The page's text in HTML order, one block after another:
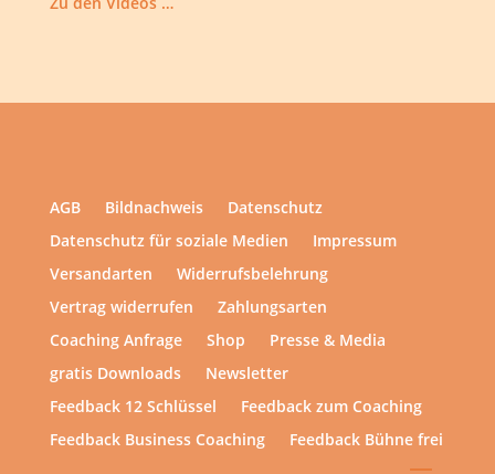
AGB Bildnachweis
Datenschutz
Datenschutz für soziale Medien
Impressum
Versandarten
Widerrufsbelehrung
Vertrag widerrufen
Zahlungsarten
Coaching Anfrage
Shop
Presse & Media
gratis Downloads
Newsletter
Feedback 12 Schlüssel
Feedback zum Coaching
Feedback Business Coaching
Feedback Bühne frei